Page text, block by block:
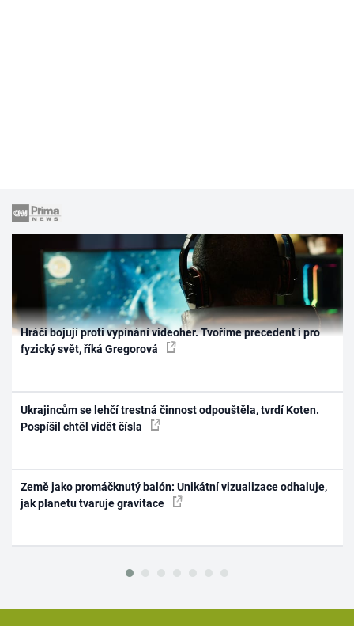
Hráči bojují proti vypínání videoher. Tvoříme precedent i pro
fyzický svět, říká Gregorová
Ukrajincům se lehčí trestná činnost odpouštěla, tvrdí Koten.
Pospíšil chtěl vidět čísla
Země jako promáčknutý balón: Unikátní vizualizace odhaluje,
jak planetu tvaruje gravitace